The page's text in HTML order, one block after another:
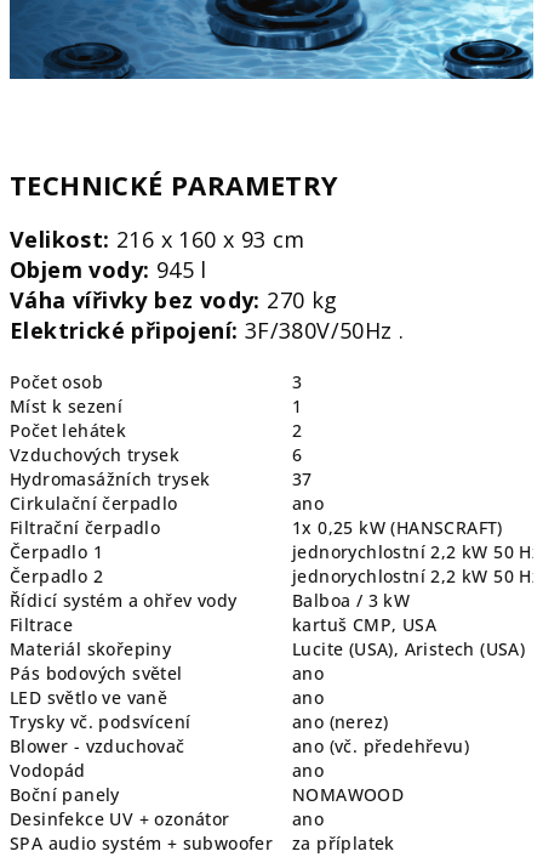
TECHNICKÉ PARAMETRY
Velikost: 216 x 160 x 93 cm
Objem vody: 945 l
Váha vířivky bez vody: 270 kg
Elektrické připojení: 3F/380V/50Hz .
Počet osob
3
Míst k sezení
1
Počet lehátek
2
Vzduchových trysek
6
Hydromasážních trysek
37
Cirkulační čerpadlo
ano
Filtrační čerpadlo
1x 0,25 kW (HANSCRAFT)
Čerpadlo 1
jednorychlostní 2,2 kW 50 Hz
Čerpadlo 2
jednorychlostní 2,2 kW 50 Hz
Řídicí systém a ohřev vody
Balboa / 3 kW
Filtrace
kartuš CMP, USA
Materiál skořepiny
Lucite (USA), Aristech (USA)
Pás bodových světel
ano
LED světlo ve vaně
ano
Trysky vč. podsvícení
ano (nerez)
Blower - vzduchovač
ano (vč. předehřevu)
Vodopád
ano
Boční panely
NOMAWOOD
Desinfekce UV + ozonátor
ano
SPA audio systém + subwoofer
za příplatek